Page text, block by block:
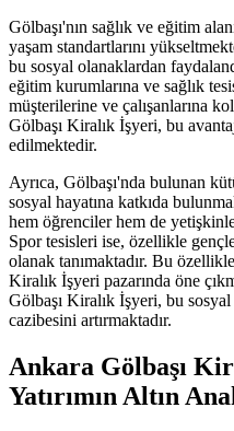
Gölbaşı'nın sağlık ve eğitim
yaşam standartlarını
bu sosyal olanaklardan
eğitim kurumlarına ve sağlık
müşterilerine ve çalışanlarına
Gölbaşı Kiralık İşyeri, bu
edilmektedir.
Ayrıca, Gölbaşı'nda bulunan
sosyal hayatına katkıda
hem öğrenciler hem de
Spor tesisleri ise, özellikle
olanak tanımaktadır. Bu
Kiralık İşyeri pazarında öne
Gölbaşı Kiralık İşyeri, bu
cazibesini artırmaktadır.
Ankara Gölbaşı
Yatırımın Altın